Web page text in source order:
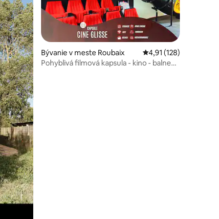
129
Bývanie v meste Roubaix Priemerné
4,91 (128)
Pohyblivá filmová kapsula - kino - balneo